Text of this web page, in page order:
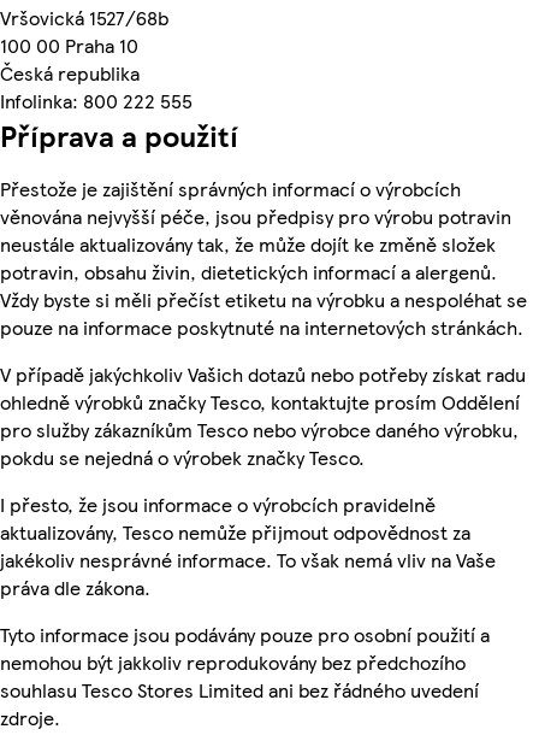
Vršovická 1527/68b
100 00 Praha 10
Česká republika
Infolinka: 800 222 555
Příprava a použití
Přestože je zajištění správných informací o výrobcích
věnována nejvyšší péče, jsou předpisy pro výrobu potravin
neustále aktualizovány tak, že může dojít ke změně složek
potravin, obsahu živin, dietetických informací a alergenů.
Vždy byste si měli přečíst etiketu na výrobku a nespoléhat se
pouze na informace poskytnuté na internetových stránkách.
V případě jakýchkoliv Vašich dotazů nebo potřeby získat radu
ohledně výrobků značky Tesco, kontaktujte prosím Oddělení
pro služby zákazníkům Tesco nebo výrobce daného výrobku,
pokdu se nejedná o výrobek značky Tesco.
I přesto, že jsou informace o výrobcích pravidelně
aktualizovány, Tesco nemůže přijmout odpovědnost za
jakékoliv nesprávné informace. To však nemá vliv na Vaše
práva dle zákona.
Tyto informace jsou podávány pouze pro osobní použití a
nemohou být jakkoliv reprodukovány bez předchozího
souhlasu Tesco Stores Limited ani bez řádného uvedení
zdroje.